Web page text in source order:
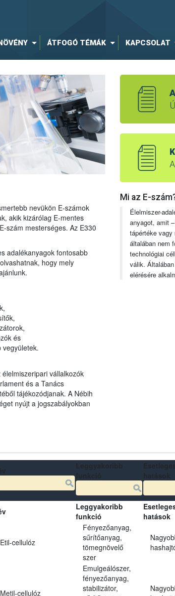
ÁTFOGÓ TÉMÁK KAPCSOLAT
nevükön E-számok
akik kizárólag E-mentes
szám mesterséges. Az E330
adalékanyagok fontosabb
hogy mely
és
vegyületek.
vállalkozók
és a Tanács
tájékozódjanak. A Nébih
nyújt a jogszabályokban
Mi az E-
Élelmiszer-
anyagot, amit
tápértéke vagy
általában nem
technológiai
válik.
elérésére
Leggyakoribb
funkció
hatások
Etil-cellulóz
Fényezőanyag,
sűrítőanyag,
tömegnövelő
szer
Metil-cellulóz
Emulgeálószer,
fényezőanyag,
stabilizátor,